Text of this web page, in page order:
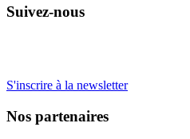
Suivez-nous
S'inscrire à la newsletter
Nos partenaires